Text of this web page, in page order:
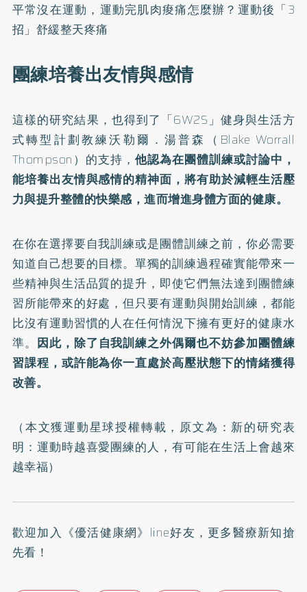
平常沒在運動，運動完肌肉痠痛怎麼辦？運動後「3
招」舒緩整天疼痛
團練培養出友情與感情
這樣的研究結果，也得到了「6W2S」健身與生活方
式轉型計劃教練沃勒爾．湯普森（Blake Worrall
Thompson）的支持，他認為在團體訓練或討論中，
能培養出友情與感情的精神面，將有助於減輕生活壓
力與提升整體的快樂感，進而增進身體方面的健康。
在你在選擇要自我訓練或是團體訓練之前，你必需要
知道自己想要的目標。單獨的訓練過程確實能帶來一
些精神與生活品質的提升，即使它們無法達到團體練
習所能帶來的好處，但只要有運動與開始訓練，都能
比沒有運動習慣的人在任何情況下擁有更好的健康水
準。 因此，除了自我訓練之外偶爾也不妨參加團體練
習課程，或許能為你一直處於高壓狀態下的情緒獲得
改善。
（本文獲運動星球授權轉載，原文為：新的研究表
明：運動時越喜愛團練的人，有可能在生活上會越來
越幸福）
歡迎加入 《優活健康網》line好友 ，更多醫療新知搶
先看！